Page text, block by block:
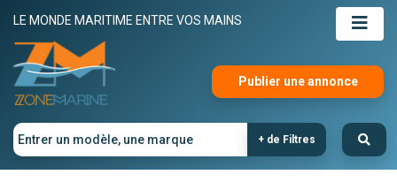
LE MONDE MARITIME ENTRE VOS MAINS
Publier une annonce
+ de Filtres